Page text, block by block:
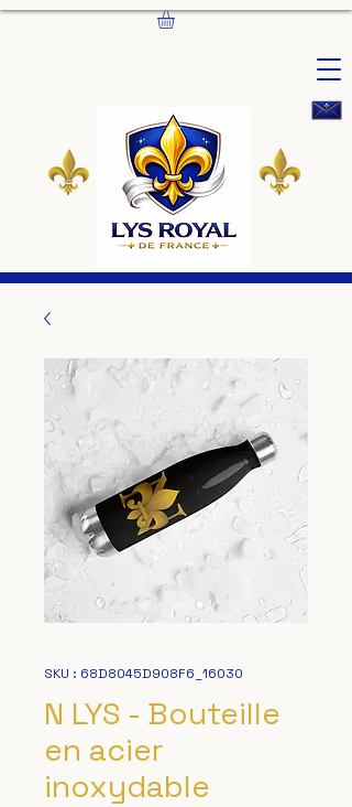
SKU : 68D8045D908F6_16030
N LYS - Bouteille
en acier
inoxydable